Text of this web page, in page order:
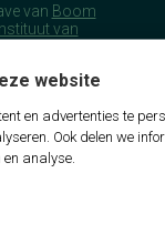
website
en advertenties te
Ook delen we
analyse.
van Boom
van